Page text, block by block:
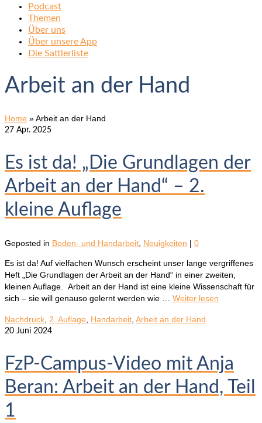
Podcast
Themen
Über uns
Über unsere App
Die Sattlerliste
Arbeit an der Hand
Home »Arbeit an der Hand
27 Apr. 2025
Es ist da! „Die Grundlagen der
Arbeit an der Hand“ – 2.
kleine Auflage
Geposted in Boden- und Handarbeit Neuigkeiten | 0
Es ist da! Auf vielfachen Wunsch erscheint unser lange vergriffenes
Heft „Die Grundlagen der Arbeit an der Hand“ in einer zweiten,
kleinen Auflage. ️ Arbeit an der Hand ist eine kleine Wissenschaft für
sich – sie will genauso gelernt werden wie … Weiter lesen
Nachdruck 2. Auflage Handarbeit Arbeit an der Hand
20 Juni 2024
FzP-Campus-Video mit Anja
Beran: Arbeit an der Hand, Teil
1